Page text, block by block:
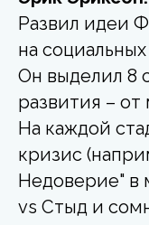
Развил идеи
на социальных
Он выделил 8
развития – от
На каждой
кризис
Недоверие" в
vs Стыд и